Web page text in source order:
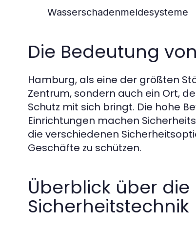
Wasserschadenmeldesysteme
Die Bedeutung
Hamburg, als eine der größten
Zentrum, sondern auch ein Ort,
Schutz mit sich bringt. Die hohe
Einrichtungen machen
die verschiedenen
Geschäfte zu schützen.
Überblick über
Sicherheitstechnik